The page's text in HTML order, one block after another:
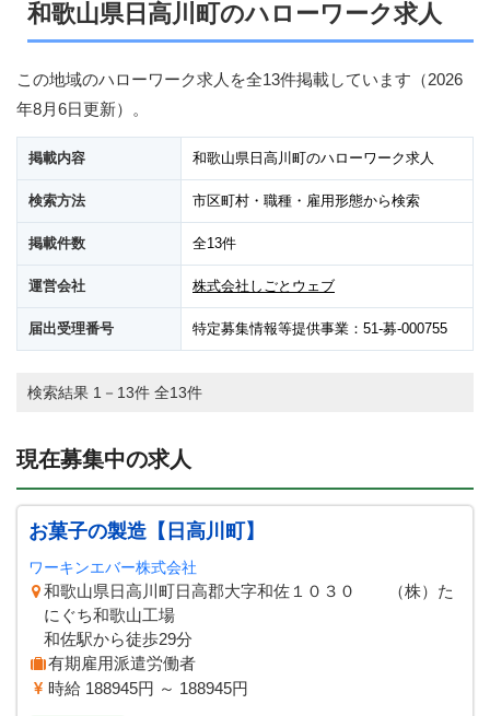
和歌山県日高川町のハローワーク求人
この地域のハローワーク求人を全13件掲載しています（2026
年8月6日更新）。
掲載内容 和歌山県日高川町のハローワーク求人
検索方法 市区町村・職種・雇用形態から検索
掲載件数 全13件
運営会社 株式会社しごとウェブ
届出受理番号 特定募集情報等提供事業：51-募-000755
検索結果 1－13件 全13件
現在募集中の求人
お菓子の製造【日高川町】
ワーキンエバー株式会社
和歌山県日高川町日高郡大字和佐１０３０ （株）た
にぐち和歌山工場
和佐駅から徒歩29分
有期雇用派遣労働者
時給 188945円 ～ 188945円